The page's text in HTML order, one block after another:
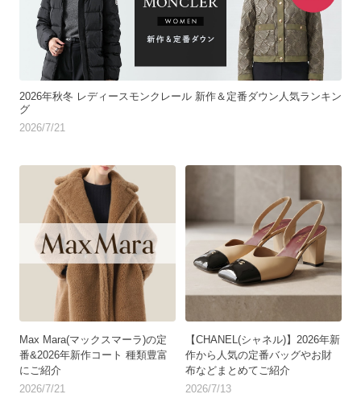
2026年秋冬 レディースモンクレール 新作＆定番ダウン人気ランキン
グ
2026/7/21
Max Mara(マックスマーラ)の定
番&2026年新作コート 種類豊富
にご紹介
2026/7/21
【CHANEL(シャネル)】2026年新
作から人気の定番バッグやお財
布などまとめてご紹介
2026/7/13